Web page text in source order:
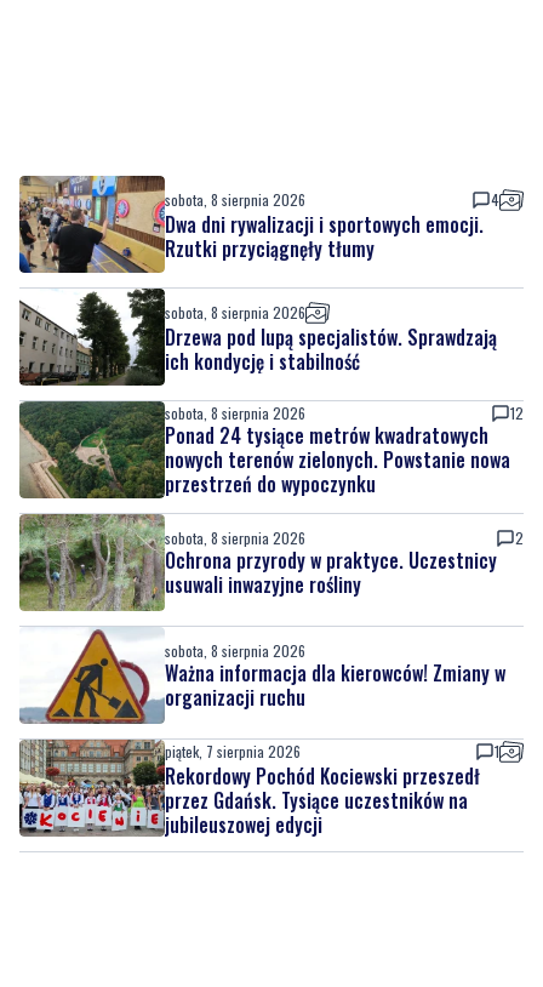
sobota, 8 sierpnia 2026 4
Dwa dni rywalizacji i sportowych emocji.
Rzutki przyciągnęły tłumy
sobota, 8 sierpnia 2026
Drzewa pod lupą specjalistów. Sprawdzają
ich kondycję i stabilność
sobota, 8 sierpnia 2026 12
Ponad 24 tysiące metrów kwadratowych
nowych terenów zielonych. Powstanie nowa
przestrzeń do wypoczynku
sobota, 8 sierpnia 2026 2
Ochrona przyrody w praktyce. Uczestnicy
usuwali inwazyjne rośliny
sobota, 8 sierpnia 2026
Ważna informacja dla kierowców! Zmiany w
organizacji ruchu
piątek, 7 sierpnia 2026 1
Rekordowy Pochód Kociewski przeszedł
przez Gdańsk. Tysiące uczestników na
jubileuszowej edycji